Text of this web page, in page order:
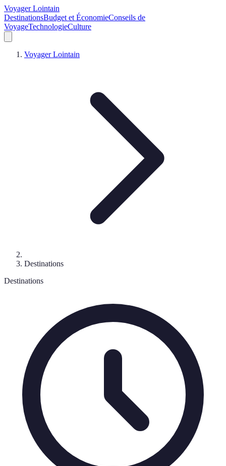
Voyager Lointain
DestinationsBudget et ÉconomieConseils de
VoyageTechnologieCulture
Voyager Lointain
Destinations
Destinations